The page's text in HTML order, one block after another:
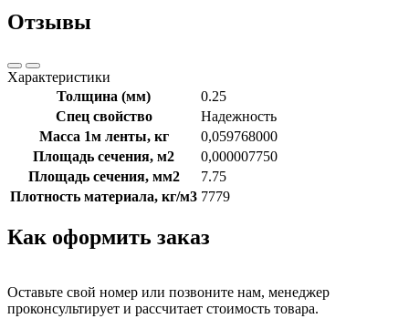
Отзывы
Характеристики
Толщина (мм)
0.25
Спец свойство
Надежность
Масса 1м ленты, кг
0,059768000
Площадь сечения, м2
0,000007750
Площадь сечения, мм2
7.75
Плотность материала, кг/м3 7779
Как оформить заказ
Оставьте свой номер или позвоните нам, менеджер
проконсультирует и рассчитает стоимость товара.